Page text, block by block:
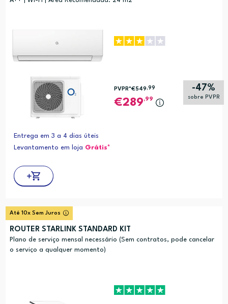
-47%
sobre PVPR
PVPR*€549,99
289,99
Entrega em 3 a 4 dias úteis
Levantamento em loja Grátis*
Até 10x Sem Juros
ROUTER STARLINK STANDARD KIT
Plano de serviço mensal necessário (Sem contratos, pode cancelar
o serviço a qualquer momento)